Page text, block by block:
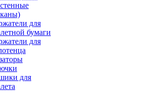
для
бумаги
для
для